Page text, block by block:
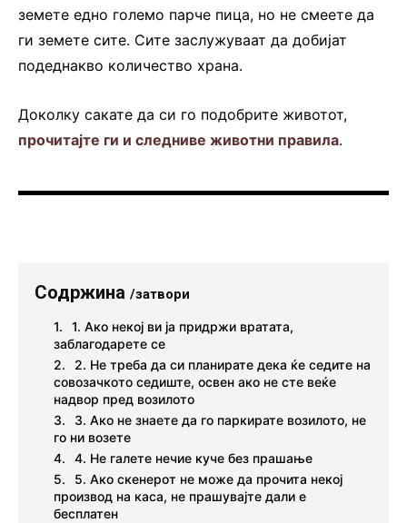
земете едно големо парче пица, но не смеете да
ги земете сите. Сите заслужуваат да добијат
подеднакво количество храна.
Доколку сакате да си го подобрите животот,
прочитајте ги и следниве животни правила.
Содржина /затвори
1. Ако некој ви ја придржи вратата,
заблагодарете се
2. Не треба да си планирате дека ќе седите на
совозачкото седиште, освен ако не сте веќе
надвор пред возилото
3. Ако не знаете да го паркирате возилото, не
го ни возете
4. Не галете нечие куче без прашање
5. Ако скенерот не може да прочита некој
производ на каса, не прашувајте дали е
бесплатен